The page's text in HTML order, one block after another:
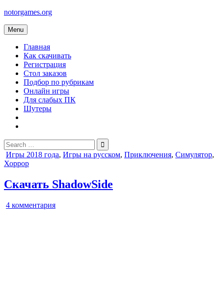
Skip
content
notorgames.org
Menu
Главная
Как скачивать
Регистрация
Стол заказов
Подбор по рубрикам
Онлайн игры
Для слабых ПК
Шутеры
Search
for:
Posted
in
Игры 2018 года, Игры на русском, Приключения, Симулятор,
Хоррор
Скачать ShadowSide
4 комментарияк